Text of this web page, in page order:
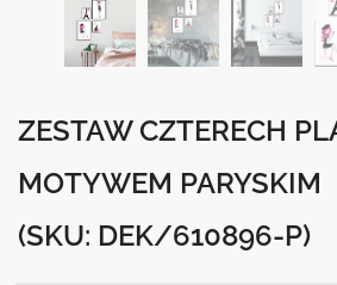
ZESTAW CZTERECH
MOTYWEM PARYSKIM
(SKU: DEK/610896-P)